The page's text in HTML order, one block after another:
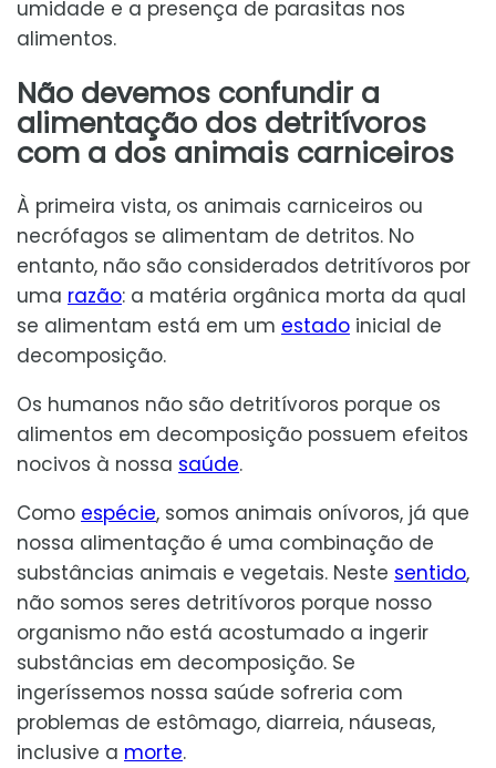
umidade e a presença de parasitas nos
alimentos.
Não devemos confundir a
alimentação dos detritívoros
com a dos animais carniceiros
À primeira vista, os animais carniceiros ou
necrófagos se alimentam de detritos. No
entanto, não são considerados detritívoros por
uma razão: a matéria orgânica morta da qual
se alimentam está em um estado inicial de
decomposição.
Os humanos não são detritívoros porque os
alimentos em decomposição possuem efeitos
nocivos à nossa saúde.
Como espécie, somos animais onívoros, já que
nossa alimentação é uma combinação de
substâncias animais e vegetais. Neste sentido,
não somos seres detritívoros porque nosso
organismo não está acostumado a ingerir
substâncias em decomposição. Se
ingeríssemos nossa saúde sofreria com
problemas de estômago, diarreia, náuseas,
inclusive a morte.